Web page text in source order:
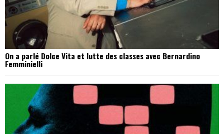
On a parlé Dolce Vita et lutte des classes avec Bernardino
Femminielli